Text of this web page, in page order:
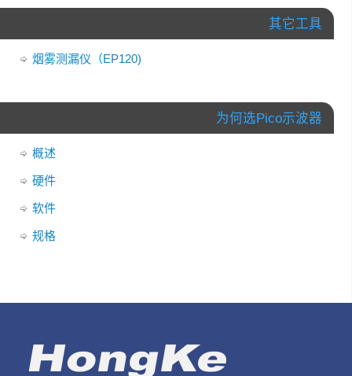
其它工具
烟雾测漏仪（EP120)
为何选Pico示波器
概述
硬件
软件
规格